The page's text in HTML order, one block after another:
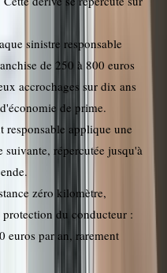
sinistre responsable
de 250 à 800 euros
accrochages sur dix ans
de prime.
responsable applique une
suivante, répercutée jusqu'à
zéro kilomètre,
protection du conducteur :
euros par an, rarement